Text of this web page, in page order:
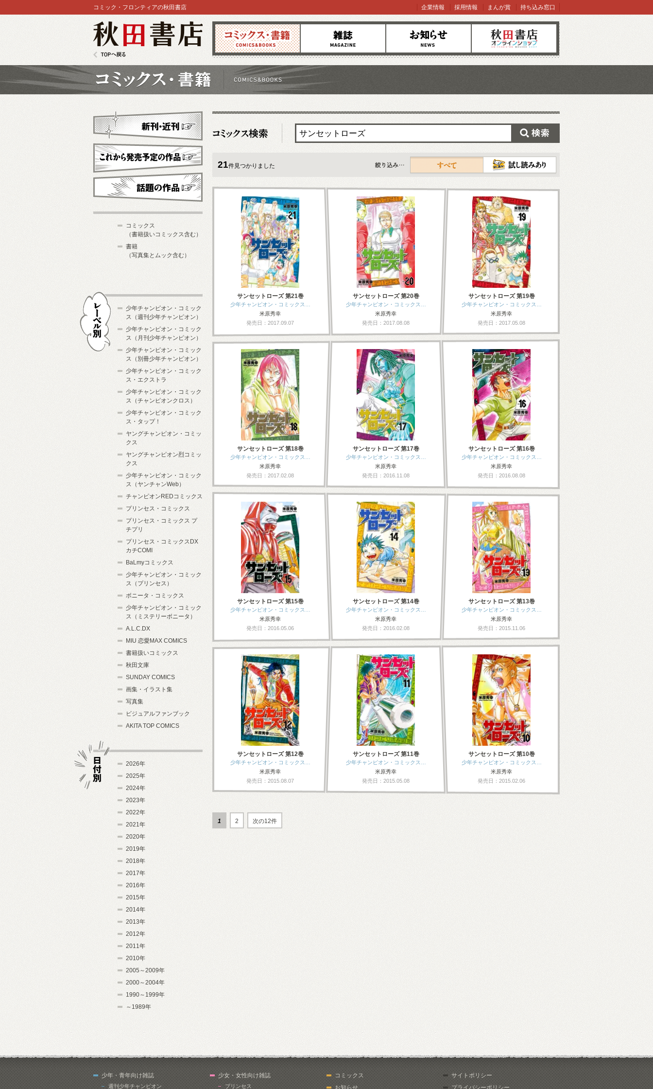
コミックス 雑誌 お知らせ オンラインショップ
コミック・フロンティアの秋田書店 企業情報 採用情報 まんが賞 持ち込み窓口
21件見つかりました
すべて
サンセットローズ 第21巻
少年チャンピオン・コミックス…
米原秀幸
発売日：2017.09.07
サンセットローズ 第20巻
少年チャンピオン・コミックス…
米原秀幸
発売日：2017.08.08
サンセットローズ 第19巻
少年チャンピオン・コミックス…
米原秀幸
発売日：2017.05.08
サンセットローズ 第18巻
少年チャンピオン・コミックス…
米原秀幸
発売日：2017.02.08
サンセットローズ 第17巻
少年チャンピオン・コミックス…
米原秀幸
発売日：2016.11.08
サンセットローズ 第16巻
少年チャンピオン・コミックス…
米原秀幸
発売日：2016.08.08
サンセットローズ 第15巻
少年チャンピオン・コミックス…
米原秀幸
発売日：2016.05.06
サンセットローズ 第14巻
少年チャンピオン・コミックス…
米原秀幸
発売日：2016.02.08
サンセットローズ 第13巻
少年チャンピオン・コミックス…
米原秀幸
発売日：2015.11.06
サンセットローズ 第12巻
少年チャンピオン・コミックス…
米原秀幸
発売日：2015.08.07
サンセットローズ 第11巻
少年チャンピオン・コミックス…
米原秀幸
発売日：2015.05.08
サンセットローズ 第10巻
少年チャンピオン・コミックス…
米原秀幸
発売日：2015.02.06
1 2 次の12件
新刊・近刊
これから発売予定
コミックス
（書籍扱いコミックス含む）
書籍
（写真集とムック含む）
少年チャンピオン・コミック
ス（週刊少年チャンピオン）
少年チャンピオン・コミック
ス（月刊少年チャンピオン）
少年チャンピオン・コミック
ス（別冊少年チャンピオン）
少年チャンピオン・コミック
ス・エクストラ
少年チャンピオン・コミック
ス（チャンピオンクロス）
少年チャンピオン・コミック
ス・タップ！
ヤングチャンピオン・コミッ
クス
ヤングチャンピオン烈コミッ
クス
少年チャンピオン・コミック
ス（ヤンチャンWeb）
チャンピオンREDコミックス
プリンセス・コミックス
プリンセス・コミックス プ
チプリ
プリンセス・コミックスDX
カチCOMI
BaLmyコミックス
少年チャンピオン・コミック
ス（プリンセス）
ボニータ・コミックス
少年チャンピオン・コミック
ス（ミステリーボニータ）
A.L.C.DX
MIU 恋愛MAX COMICS
書籍扱いコミックス
秋田文庫
SUNDAY COMICS
画集・イラスト集
写真集
ビジュアルファンブック
AKITA TOP COMICS
2026年
2025年
2024年
2023年
2022年
2021年
2020年
2019年
2018年
2017年
2016年
2015年
2014年
2013年
2012年
2011年
2010年
2005～2009年
2000～2004年
1990～1999年
～1989年
少年・青年向け雑誌
週刊少年チャンピオン
少女・女性向け雑誌
プリンセス
コミックス
お知らせ
サイトポリシー
プライバシーポリシー